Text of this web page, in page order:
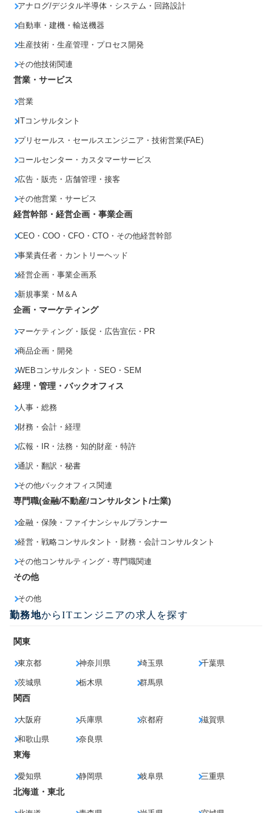
アナログ/デジタル半導体・システム・回路設計
自動車・建機・輸送機器
生産技術・生産管理・プロセス開発
その他技術関連
営業・サービス
営業
ITコンサルタント
プリセールス・セールスエンジニア・技術営業(FAE)
コールセンター・カスタマーサービス
広告・販売・店舗管理・接客
その他営業・サービス
経営幹部・経営企画・事業企画
CEO・COO・CFO・CTO・その他経営幹部
事業責任者・カントリーヘッド
経営企画・事業企画系
新規事業・M＆A
企画・マーケティング
マーケティング・販促・広告宣伝・PR
商品企画・開発
WEBコンサルタント・SEO・SEM
経理・管理・バックオフィス
人事・総務
財務・会計・経理
広報・IR・法務・知的財産・特許
通訳・翻訳・秘書
その他バックオフィス関連
専門職(金融/不動産/コンサルタント/士業)
金融・保険・ファイナンシャルプランナー
経営・戦略コンサルタント・財務・会計コンサルタント
その他コンサルティング・専門職関連
その他
その他
勤務地からITエンジニアの求人を探す
関東
東京都 神奈川県 埼玉県 千葉県
茨城県 栃木県 群馬県
関西
大阪府 兵庫県 京都府 滋賀県
和歌山県 奈良県
東海
愛知県 静岡県 岐阜県 三重県
北海道・東北